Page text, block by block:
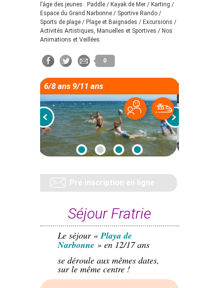
l’âge des jeunes : Paddle / Kayak de Mer / Karting /
Espace du Grand Narbonne / Sportive Rando /
Sports de plage / Plage et Baignades / Excursions /
Activités Artistiques, Manuelles et Sportives / Nos
Animations et Veillées.
0
6/8 ans 9/11 ans
Pré inscription en ligne
Séjour Fratrie
Le séjour «Playa de
Narbonne » en 12/17 ans
se déroule aux mêmes dates,
sur le même centre !